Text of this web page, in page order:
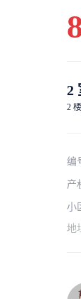
2
2
编
产
小
地